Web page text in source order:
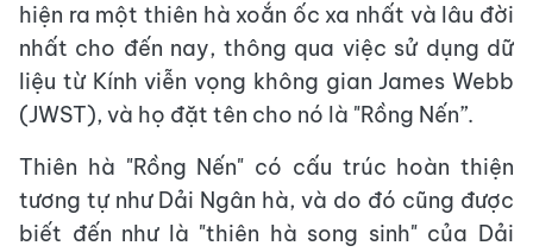
hiện ra một thiên hà xoắn ốc xa nhất và lâu đời
nhất cho đến nay, thông qua việc sử dụng dữ
liệu từ Kính viễn vọng không gian James Webb
(JWST), và họ đặt tên cho nó là "Rồng Nến”.
Thiên hà "Rồng Nến" có cấu trúc hoàn thiện
tương tự như Dải Ngân hà, và do đó cũng được
biết đến như là "thiên hà song sinh" của Dải